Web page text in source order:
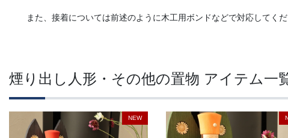
また、接着については前述のように木工用ボンドなどで対応してくだ
煙り出し人形・その他の置物 アイテム一
NEW